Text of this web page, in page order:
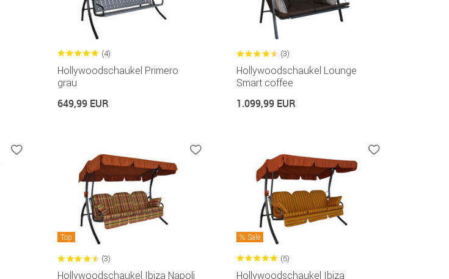
(4)
Hollywoodschaukel Primero
grau
649,99 EUR
(3)
Hollywoodschaukel Lounge
Smart coffee
1.099,99 EUR
Top
(3)
Hollywoodschaukel Ibiza Napoli
Sale
(5)
Hollywoodschaukel Ibiza